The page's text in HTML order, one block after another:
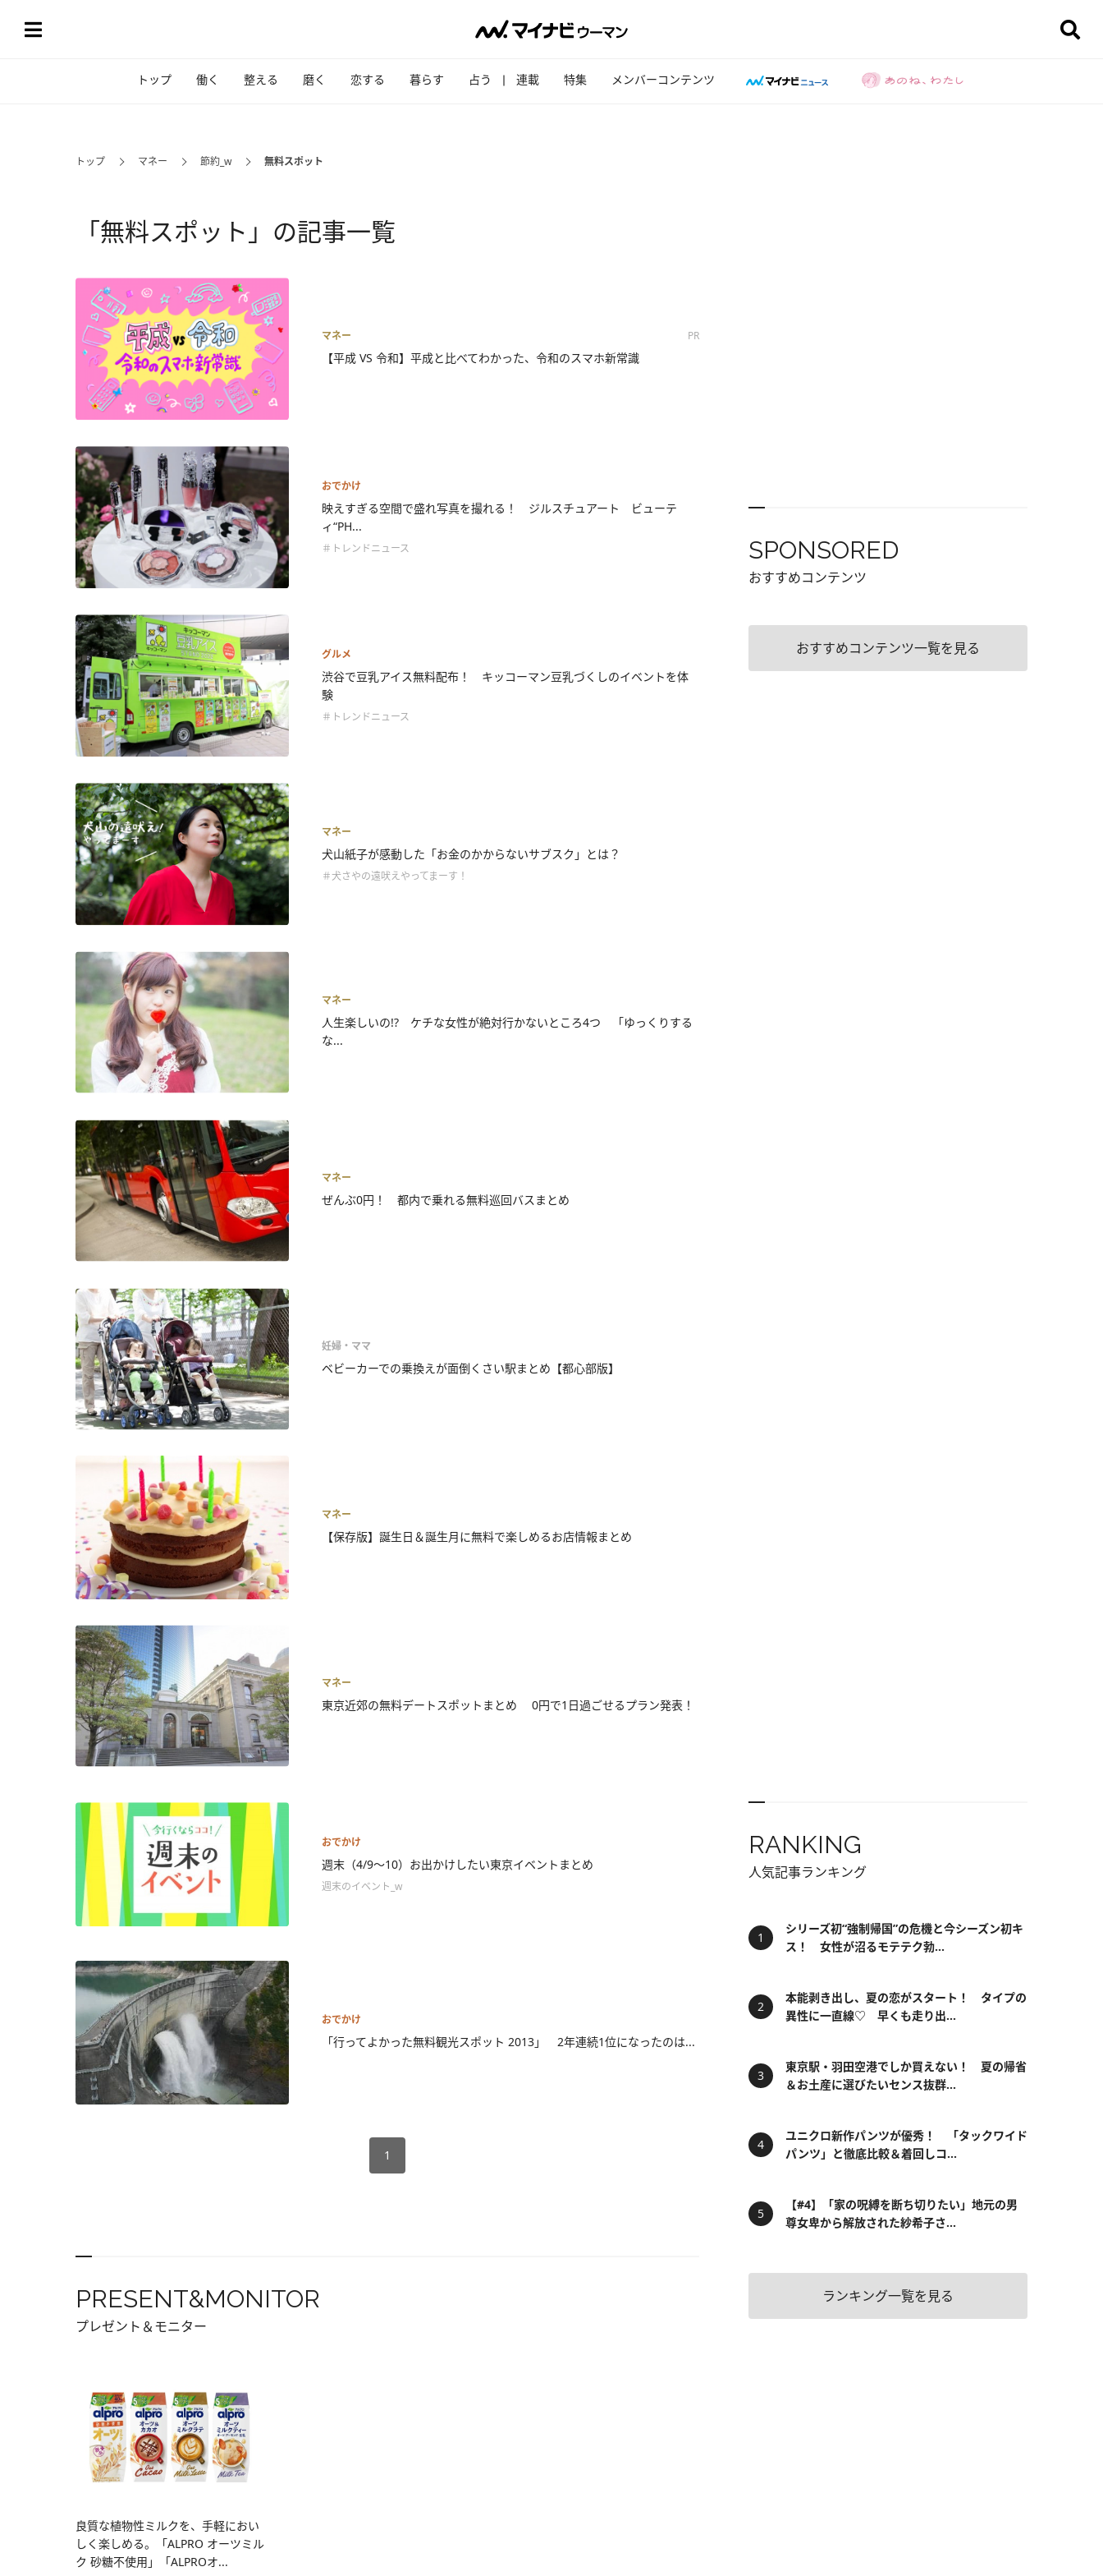
トップ 働く 整える 磨く 恋する 暮らす 占う 連載 特集 メンバーコンテンツ
トップ マネー 節約_w 無料スポット
「無料スポット」の記事一覧
マネー PR
【平成 VS 令和】平成と比べてわかった、令和のスマホ新常識
おでかけ
映えすぎる空間で盛れ写真を撮れる！ ジルスチュアート ビューテ
ィ“PH...
＃トレンドニュース
グルメ
渋谷で豆乳アイス無料配布！ キッコーマン豆乳づくしのイベントを体
験
＃トレンドニュース
マネー
犬山紙子が感動した「お金のかからないサブスク」とは？
＃犬さやの遠吠えやってまーす！
マネー
人生楽しいの!? ケチな女性が絶対行かないところ4つ 「ゆっくりする
な...
マネー
ぜんぶ0円！ 都内で乗れる無料巡回バスまとめ
妊婦・ママ
ベビーカーでの乗換えが面倒くさい駅まとめ【都心部版】
マネー
【保存版】誕生日＆誕生月に無料で楽しめるお店情報まとめ
マネー
東京近郊の無料デートスポットまとめ 0円で1日過ごせるプラン発表！
おでかけ
週末（4/9～10）お出かけしたい東京イベントまとめ
週末のイベント_w
おでかけ
「行ってよかった無料観光スポット 2013」 2年連続1位になったのは...
1
PRESENT&MONITOR
プレゼント＆モニター
良質な植物性ミルクを、手軽におい
しく楽しめる。「ALPRO オーツミル
ク 砂糖不使用」「ALPROオ...
SPONSORED
おすすめコンテンツ
おすすめコンテンツ一覧を見る
RANKING
人気記事ランキング
シリーズ初“強制帰国”の危機と今シーズン初キ
ス！ 女性が沼るモテテク勃...
本能剥き出し、夏の恋がスタート！ タイプの
異性に一直線♡ 早くも走り出...
東京駅・羽田空港でしか買えない！ 夏の帰省
＆お土産に選びたいセンス抜群...
ユニクロ新作パンツが優秀！ 「タックワイド
パンツ」と徹底比較＆着回しコ...
【#4】「家の呪縛を断ち切りたい」地元の男
尊女卑から解放された紗希子さ...
ランキング一覧を見る